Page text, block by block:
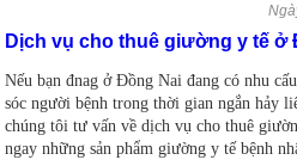
Dịch vụ cho thuê giường y tế ở
Nếu bạn đnag ở Đồng Nai đang có nhu
sóc người bệnh trong thời gian ngắn hảy
chúng tôi tư vấn về dịch vụ cho thuê
ngay những sản phẩm giường y tế bệnh